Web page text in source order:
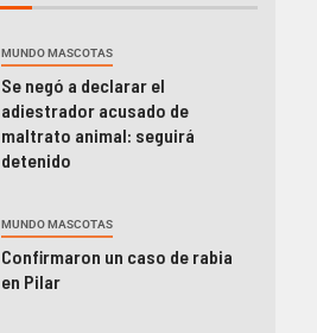
MUNDO MASCOTAS
Se negó a declarar el
adiestrador acusado de
maltrato animal: seguirá
detenido
MUNDO MASCOTAS
Confirmaron un caso de rabia
en Pilar